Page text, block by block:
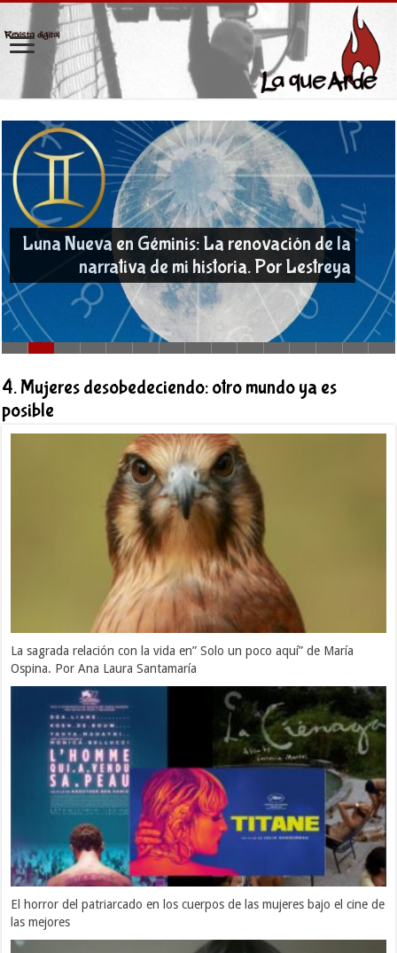
Luna Nueva en Géminis: La renovación de la
narrativa de mi historia. Por Lestreya
4. Mujeres desobedeciendo: otro mundo ya es
posible
La sagrada relación con la vida en” Solo un poco aquí” de María
Ospina. Por Ana Laura Santamaría
El horror del patriarcado en los cuerpos de las mujeres bajo el cine de
las mejores